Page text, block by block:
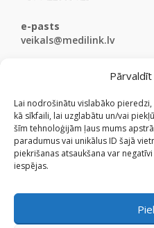
Pārvaldīt
Lai nodrošinātu vislabāko
kā sīkfaili, lai uzglabātu un/vai
šīm tehnoloģijām ļaus mums
paradumus vai unikālus ID šajā
piekrišanas atsaukšana var
iespējas.
e-pasts
veikals@medilink.lv